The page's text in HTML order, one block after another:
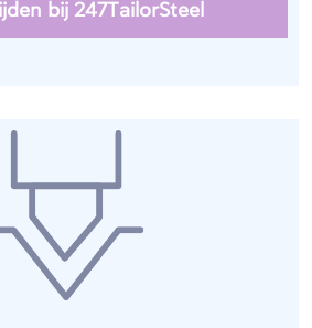
bij 247TailorSteel